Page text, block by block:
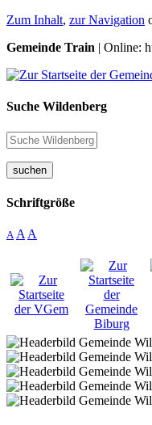
Zum Inhalt, zur Navigation
Gemeinde Train | Online:
Suche Wildenberg
suchen
Schriftgröße
A A A